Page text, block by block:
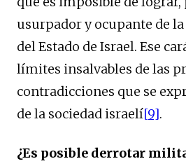
usurpador y ocupante de
del Estado de Israel. Ese
límites insalvables de las
contradicciones que se
de la sociedad israelí[9].
¿Es posible derrotar